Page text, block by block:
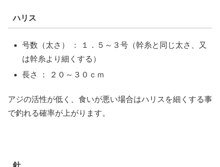
ハリス
号数（太さ） ： １．５～３号（幹糸と同じ太さ、又
は幹糸より細くする）
長さ ： ２０～３０ｃｍ
アジの活性が低く、食いが悪い場合はハリスを細くする事
で釣れる確率が上がります。